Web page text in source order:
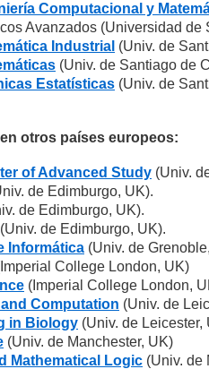
Computacional y
Avanzados (Universidad de
Industrial (Univ. de
(Univ. de Santiago de
Estatísticas (Univ. de
otros países europeos:
of Advanced Study (Univ.
de Edimburgo, UK).
de Edimburgo, UK).
(Univ. de Edimburgo, UK).
Informática (Univ. de
College London, UK)
(Imperial College London,
Computation (Univ. de
in Biology (Univ. de Leicester,
(Univ. de Manchester, UK)
Mathematical Logic (Univ. de